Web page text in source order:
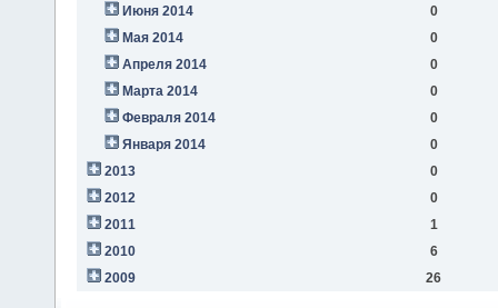
Июня 2014
0
Мая 2014
0
Апреля 2014
0
Марта 2014
0
Февраля 2014
0
Января 2014
0
2013
0
2012
0
2011
1
2010
6
2009
26